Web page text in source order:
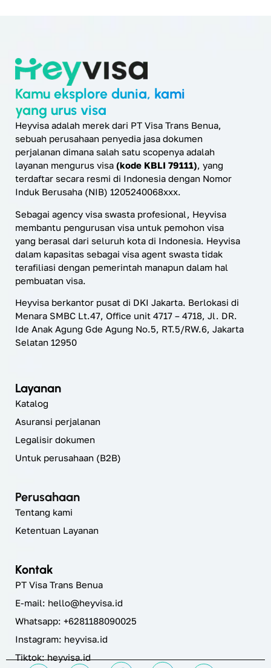
Kamu eksplore dunia, kami
yang urus visa
Heyvisa adalah merek dari PT Visa Trans Benua,
sebuah perusahaan penyedia jasa dokumen
perjalanan dimana salah satu scopenya adalah
layanan mengurus visa (kode KBLI 79111), yang
terdaftar secara resmi di Indonesia dengan Nomor
Induk Berusaha (NIB) 1205240068xxx.
Sebagai agency visa swasta profesional, Heyvisa
membantu pengurusan visa untuk pemohon visa
yang berasal dari seluruh kota di Indonesia. Heyvisa
dalam kapasitas sebagai visa agent swasta tidak
terafiliasi dengan pemerintah manapun dalam hal
pembuatan visa.
Heyvisa berkantor pusat di DKI Jakarta. Berlokasi di
Menara SMBC Lt.47, Office unit 4717 – 4718, Jl. DR.
Ide Anak Agung Gde Agung No.5, RT.5/RW.6, Jakarta
Selatan 12950
Layanan
Katalog
Asuransi perjalanan
Legalisir dokumen
Untuk perusahaan (B2B)
Perusahaan
Tentang kami
Ketentuan Layanan
Kontak
PT Visa Trans Benua
E-mail: hello@heyvisa.id
Whatsapp: +6281188090025
Instagram: heyvisa.id
Tiktok: heyvisa.id